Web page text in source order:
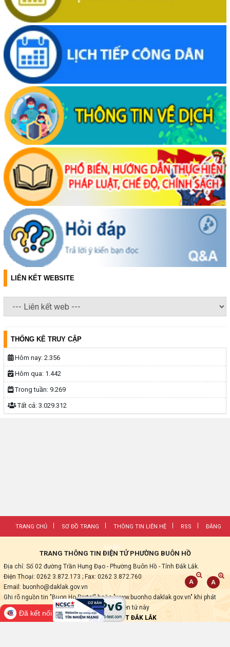
LIÊN KẾT WEBSITE
THỐNG KÊ TRUY CẬP
Hôm nay: 2.356
Hôm qua: 1.442
Trong tuần: 9.269
Tất cả: 3.029.312
TRANG CHỦ SƠ ĐỒ TRANG THÔNG TIN LIÊN HỆ RSS ĐĂNG
NHẬP
TRANG THÔNG TIN ĐIỆN TỬ PHƯỜNG BUÔN HỒ
Địa chỉ: Số 02 đường Trần Hưng Đạo - Phường Buôn Hồ - Tỉnh Đắk Lắk.
Điện Thoại: 0262 3.872.173 ; Fax: 0262 3.872.760
Email: buonho@daklak.gov.vn
Ghi rõ nguồn tin "Buon Ho Portal" hoặc "www.buonho.daklak.gov.vn" khi phát
hành lại các thông tin từ Trang thông tin điện tử này
Thực hiện bởiVNPT ĐẮK LẮK
Đã kết nối EMC